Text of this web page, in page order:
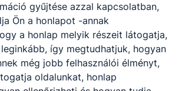
a hőségben: Eötvös
között az Elite Challenge
Vezetőség
gyűjtése azzal kapcsolatban,
Ön a honlapot -annak
a honlap melyik részeit látogatja,
így megtudhatjuk, hogyan
még jobb felhasználói élményt,
oldalunkat, honlap